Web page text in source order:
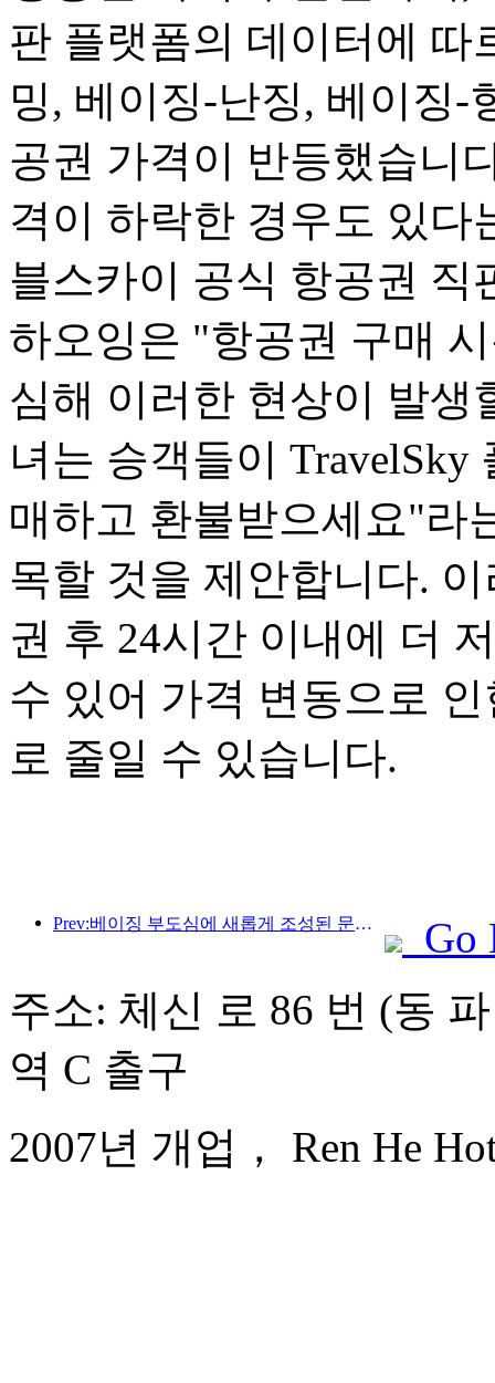
판 플랫폼의 데이터에 따
밍, 베이징-난징, 베이징-
공권 가격이 반등했습니
격이 하락한 경우도 있다
블스카이 공식 항공권 직
하오잉은 "항공권 구매
심해 이러한 현상이 발생
녀는 승객들이
매하고 환불받으세요"라
목할 것을 제안합니다.
권 후 24시간 이내에 더
수 있어 가격 변동으로
로 줄일 수 있습니다.
Prev:베이징 부도심에 새롭게 조성된 문화 관광 명소인 피너클 파크가 올해 공식 개장할 예정입니다.
Go
주소: 체신 로 86 번 (동
역 C 출구
2007년 개업， Ren He